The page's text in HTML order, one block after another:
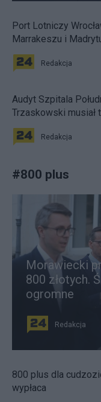
Port Lotniczy
Marrakeszu i
Redakcja
Audyt Szpitala
Trzaskowski musiał
Redakcja
#800 plus
Morawiecki
800 złotych.
ogromne
Redakcja
800 plus dla
wypłaca